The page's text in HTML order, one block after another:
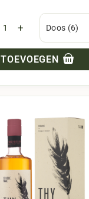
+ Doos (6)
TOEVOEGEN